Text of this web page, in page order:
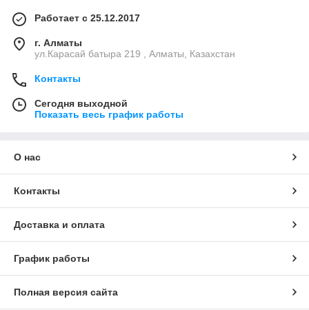
Работает с 25.12.2017
г. Алматы
ул.Карасай батыра 219 , Алматы, Казахстан
Контакты
Сегодня выходной
Показать весь график работы
О нас
Контакты
Доставка и оплата
График работы
Полная версия сайта